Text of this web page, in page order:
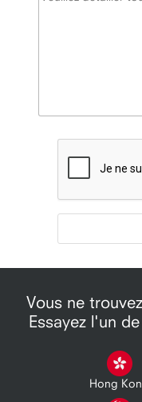
Vous ne
Essayez l'un
Hong